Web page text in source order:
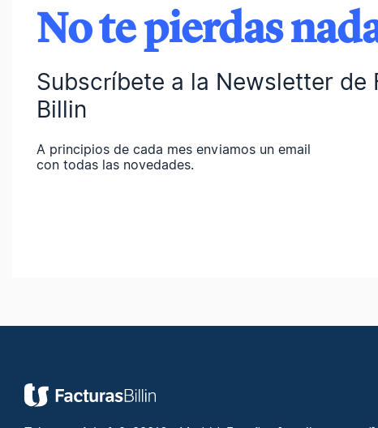
No te pierdas
Subscríbete a la Newsletter de
Billin
A principios de cada mes enviamos un email
con todas las novedades.